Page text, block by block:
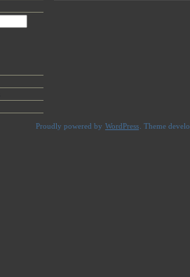
Proudly powered by WordPress. Theme